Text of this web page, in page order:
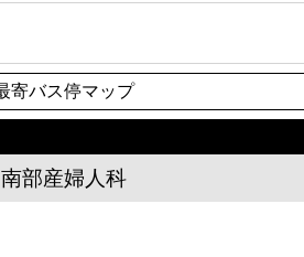
寄バス停マップ
南部産婦人科